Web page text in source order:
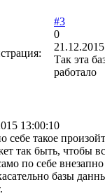
#3
0
Так эта
работало
13:00:10
себе такое
так быть, чтобы
по себе
базы